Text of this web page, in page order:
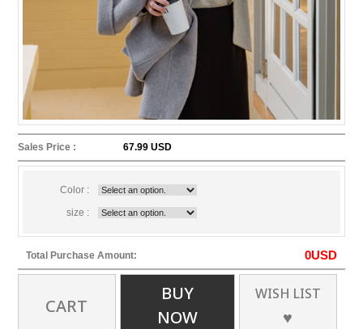
Sales Price : 67.99 USD
Color :
size :
Total Purchase Amount: 0USD
CART
BUY
NOW
WISH LIST
♥